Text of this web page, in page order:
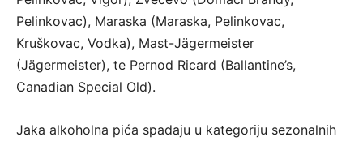
Pelinkovac), Maraska (Maraska, Pelinkovac,
Kruškovac, Vodka), Mast-Jägermeister
(Jägermeister), te Pernod Ricard (Ballantine’s,
Canadian Special Old).
Jaka alkoholna pića spadaju u kategoriju sezonalnih